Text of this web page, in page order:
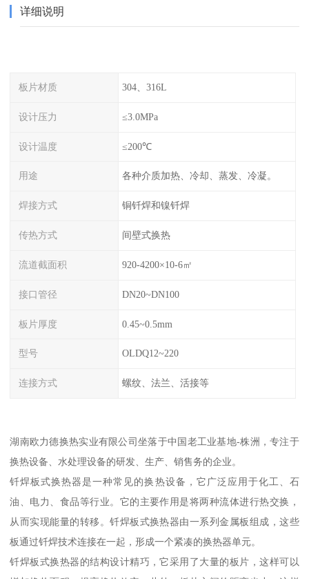
详细说明
板片材质 304、316L
设计压力 ≤3.0MPa
设计温度 ≤200℃
用途 各种介质加热、冷却、蒸发、冷凝。
焊接方式 铜钎焊和镍钎焊
传热方式 间壁式换热
流道截面积 920-4200×10-6㎡
接口管径 DN20~DN100
板片厚度 0.45~0.5mm
型号 OLDQ12~220
连接方式 螺纹、法兰、活接等
湖南欧力德换热实业有限公司坐落于中国老工业基地-株洲，专注于
换热设备、水处理设备的研发、生产、销售务的企业。
钎焊板式换热器是一种常见的换热设备，它广泛应用于化工、石
油、电力、食品等行业。它的主要作用是将两种流体进行热交换，
从而实现能量的转移。钎焊板式换热器由一系列金属板组成，这些
板通过钎焊技术连接在一起，形成一个紧凑的换热器单元。
钎焊板式换热器的结构设计精巧，它采用了大量的板片，这样可以